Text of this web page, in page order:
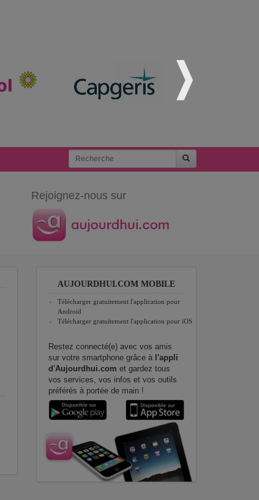
Rejoignez-nous sur
AUJOURDHUI.COM MOBILE
Télécharger gratuitement l'application pour
Android
Télécharger gratuitement l'application pour iOS
Restez connecté(e) avec vos amis
sur votre smartphone grâce à l'appli
d'Aujourdhui.com et gardez tous
vos services, vos infos et vos outils
préférés à portée de main !